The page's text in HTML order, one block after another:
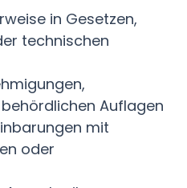
in Gesetzen,
technischen
Auflagen
mit
oder